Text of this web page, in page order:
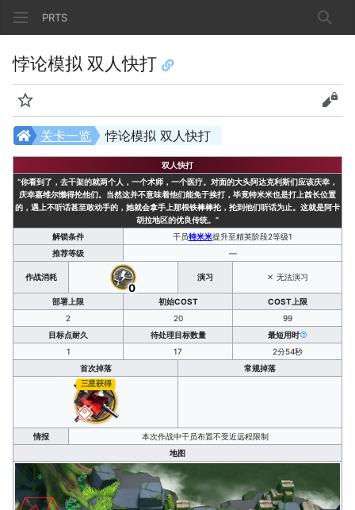
PRTS 搜索
悖论模拟 双人快打
监视 查看
悖论模拟 双人快打
关卡一览
双人快打
“你看到了，去干架的就两个人，一个术师，一个医疗。对面的大头阿达克利斯们应该庆幸，
庆幸嘉维尔懒得抡他们。当然这并不意味着他们能免于挨打，毕竟特米米也是打上酋长位置
的，遇上不听话甚至敢动手的，她就会拿手上那根铁棒棒抡，抡到他们听话为止。这就是阿卡
胡拉地区的优良传统。”
解锁条件
干员特米米提升至精英阶段2等级1
推荐等级
—
作战消耗
0
演习 无法演习
部署上限 初始COST
COST上限
2
20
99
目标点耐久
待处理目标数量
最短用时
1
17
2分54秒
首次掉落
常规掉落
三星获得
情报
本次作战中干员布置不受近远程限制
地图